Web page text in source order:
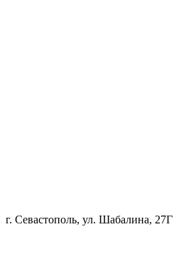
г. Севастополь, ул. Шабалина, 27Г